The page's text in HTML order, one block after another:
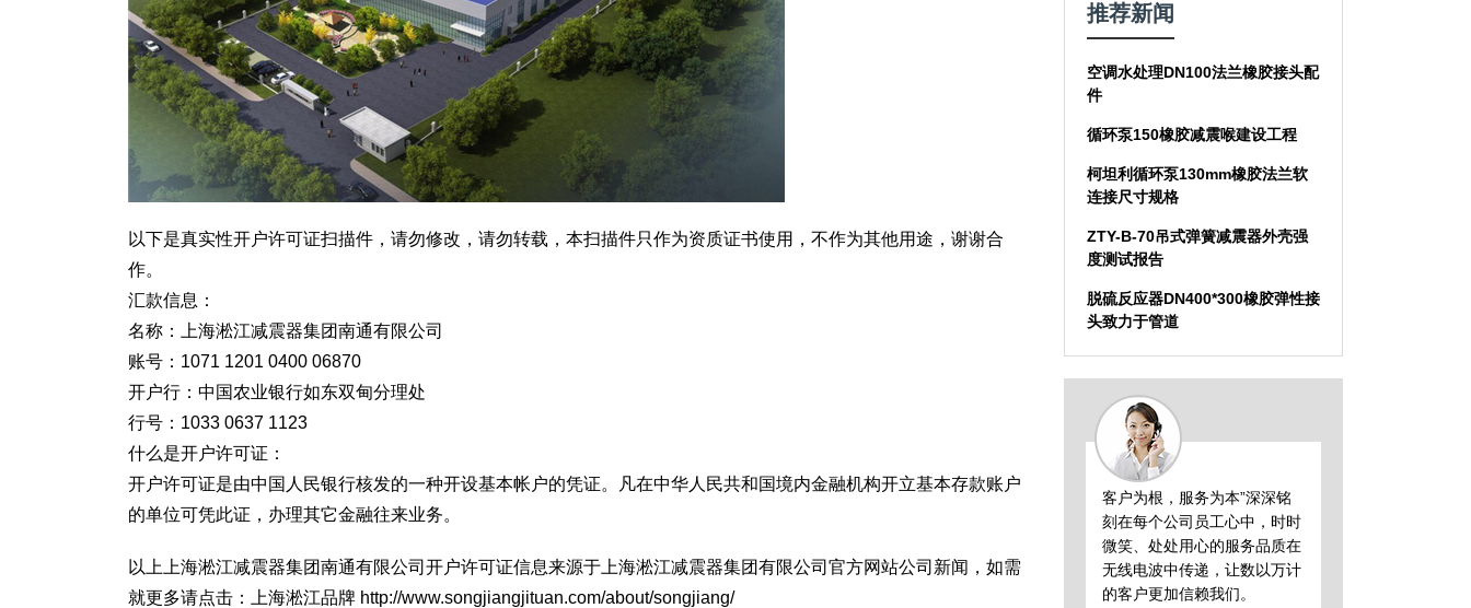
以下是真实性开户许可证扫描件，请勿修改，请勿转载，本扫描件只作为资质证书使用，不作为其他用途，谢谢合
作。
汇款信息：
名称：上海淞江减震器集团南通有限公司
账号：1071 1201 0400 06870
开户行：中国农业银行如东双甸分理处
行号：1033 0637 1123
什么是开户许可证：
开户许可证是由中国人民银行核发的一种开设基本帐户的凭证。凡在中华人民共和国境内金融机构开立基本存款账户
的单位可凭此证，办理其它金融往来业务。
以上上海淞江减震器集团南通有限公司开户许可证信息来源于上海淞江减震器集团有限公司官方网站公司新闻，如需
就更多请点击：上海淞江品牌 http://www.songjiangjituan.com/about/songjiang/
推荐新闻
空调水处理DN100法兰橡胶接头配
件
循环泵150橡胶减震喉建设工程
柯坦利循环泵130mm橡胶法兰软
连接尺寸规格
ZTY-B-70吊式弹簧减震器外壳强
度测试报告
脱硫反应器DN400*300橡胶弹性接
头致力于管道
客户为根，服务为本”深深铭
刻在每个公司员工心中，时时
微笑、处处用心的服务品质在
无线电波中传递，让数以万计
的客户更加信赖我们。